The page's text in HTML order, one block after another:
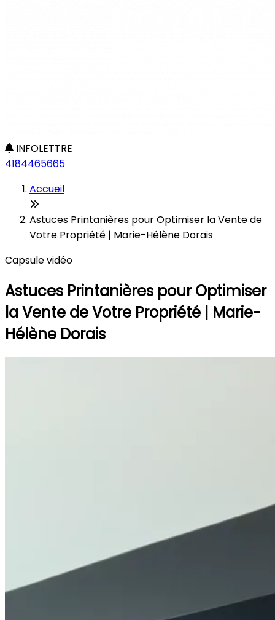
INFOLETTRE
4184465665
Accueil
Astuces Printanières pour Optimiser la Vente de
Votre Propriété | Marie-Hélène Dorais
Capsule vidéo
Astuces Printanières pour Optimiser
la Vente de Votre Propriété | Marie-
Hélène Dorais